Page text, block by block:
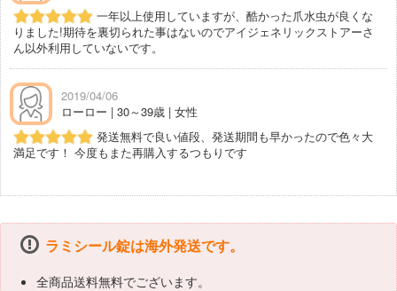
一年以上使用していますが、酷かった爪水虫が良くな
りました!期待を裏切られた事はないのでアイジェネリックストアーさ
ん以外利用していないです。
2019/04/06
ローロー | 30～39歳 | 女性
発送無料で良い値段、発送期間も早かったので色々大
満足です！ 今度もまた再購入するつもりです
ラミシール錠は海外発送です。
全商品送料無料でございます。